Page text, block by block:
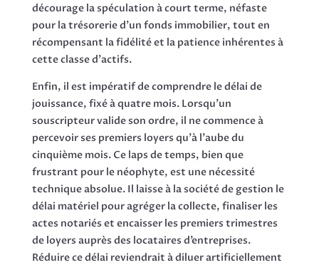
décourage la spéculation à court terme, néfaste
pour la trésorerie d’un fonds immobilier, tout en
récompensant la fidélité et la patience inhérentes à
cette classe d’actifs.
Enfin, il est impératif de comprendre le délai de
jouissance, fixé à quatre mois. Lorsqu’un
souscripteur valide son ordre, il ne commence à
percevoir ses premiers loyers qu’à l’aube du
cinquième mois. Ce laps de temps, bien que
frustrant pour le néophyte, est une nécessité
technique absolue. Il laisse à la société de gestion le
délai matériel pour agréger la collecte, finaliser les
actes notariés et encaisser les premiers trimestres
de loyers auprès des locataires d’entreprises.
Réduire ce délai reviendrait à diluer artificiellement